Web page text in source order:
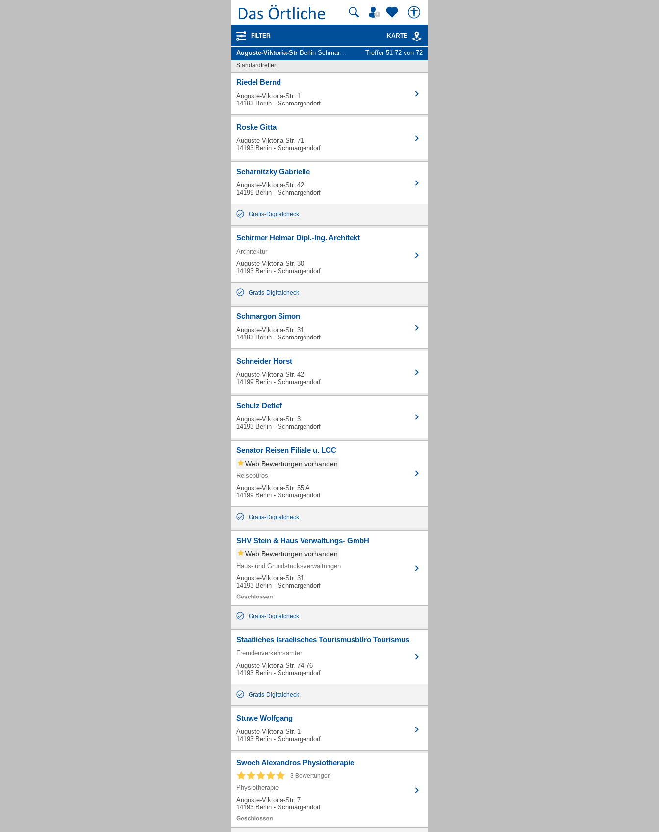
FILTER KARTE
Auguste-Viktoria-Str Berlin Schmargendorf - Unternehmen und Personen Treffer 51-72 von 72
Standardtreffer
Riedel Bernd
Auguste-Viktoria-Str. 1
14193 Berlin - Schmargendorf
Roske Gitta
Auguste-Viktoria-Str. 71
14193 Berlin - Schmargendorf
Scharnitzky Gabrielle
Auguste-Viktoria-Str. 42
14199 Berlin - Schmargendorf
Gratis-Digitalcheck
Schirmer Helmar Dipl.-Ing. Architekt
Architektur
Auguste-Viktoria-Str. 30
14193 Berlin - Schmargendorf
Gratis-Digitalcheck
Schmargon Simon
Auguste-Viktoria-Str. 31
14193 Berlin - Schmargendorf
Schneider Horst
Auguste-Viktoria-Str. 42
14199 Berlin - Schmargendorf
Schulz Detlef
Auguste-Viktoria-Str. 3
14193 Berlin - Schmargendorf
Senator Reisen Filiale u. LCC
Web Bewertungen vorhanden
Reisebüros
Auguste-Viktoria-Str. 55 A
14199 Berlin - Schmargendorf
Gratis-Digitalcheck
SHV Stein & Haus Verwaltungs- GmbH
Web Bewertungen vorhanden
Haus- und Grundstücksverwaltungen
Auguste-Viktoria-Str. 31
14193 Berlin - Schmargendorf
Gratis-Digitalcheck
Staatliches Israelisches Tourismusbüro Tourismus
Fremdenverkehrsämter
Auguste-Viktoria-Str. 74-76
14193 Berlin - Schmargendorf
Gratis-Digitalcheck
Stuwe Wolfgang
Auguste-Viktoria-Str. 1
14193 Berlin - Schmargendorf
Swoch Alexandros Physiotherapie
3 Bewertungen
Physiotherapie
Auguste-Viktoria-Str. 7
14193 Berlin - Schmargendorf